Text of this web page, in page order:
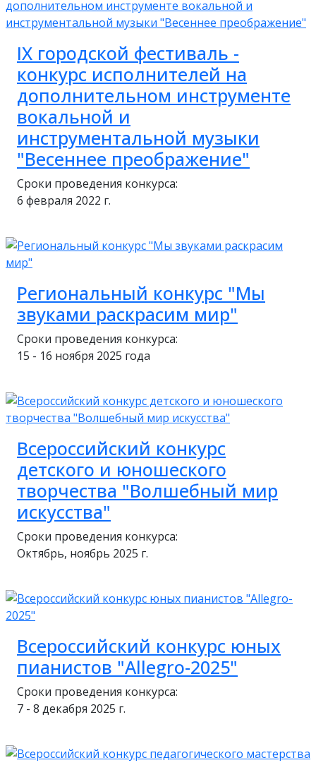
IX городской фестиваль -
конкурс исполнителей на
дополнительном инструменте
вокальной и
инструментальной музыки
"Весеннее преображение"
Сроки проведения конкурса:
6 февраля 2022 г.
Региональный конкурс "Мы
звуками раскрасим мир"
Сроки проведения конкурса:
15 - 16 ноября 2025 года
Всероссийский конкурс
детского и юношеского
творчества "Волшебный мир
искусства"
Сроки проведения конкурса:
Октябрь, ноябрь 2025 г.
Всероссийский конкурс юных
пианистов "Allegro-2025"
Сроки проведения конкурса:
7 - 8 декабря 2025 г.